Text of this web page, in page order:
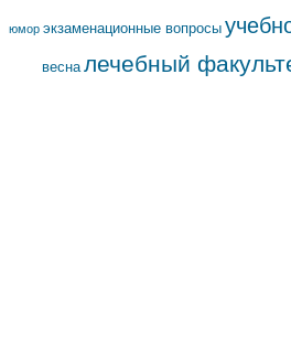
юмор экзаменационные вопросы
весна лечебный